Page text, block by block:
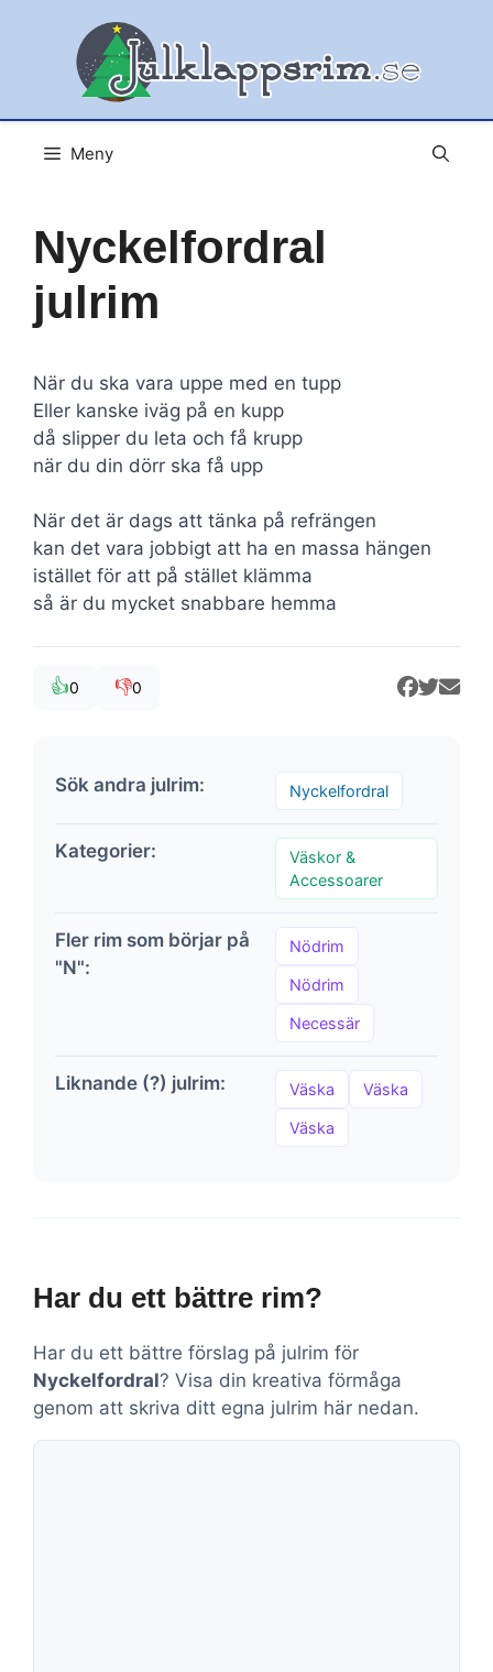
Meny
Nyckelfordral
julrim
När du ska vara uppe med en tupp
Eller kanske iväg på en kupp
då slipper du leta och få krupp
när du din dörr ska få upp
När det är dags att tänka på refrängen
kan det vara jobbigt att ha en massa hängen
istället för att på stället klämma
så är du mycket snabbare hemma
👍0 👎0
Sök andra julrim: Nyckelfordral
Kategorier:
Väskor &
Accessoarer
Fler rim som börjar på
"N":
Nödrim
Nödrim
Necessär
Liknande (?) julrim: Väska Väska
Väska
Har du ett bättre rim?
Har du ett bättre förslag på julrim för
Nyckelfordral? Visa din kreativa förmåga
genom att skriva ditt egna julrim här nedan.
Kommentar